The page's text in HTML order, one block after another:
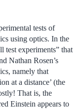
tests of
using optics. In the
test experiments” that
Nathan Rosen’s
namely that
at a distance’ (the
That is, the
Einstein appears to